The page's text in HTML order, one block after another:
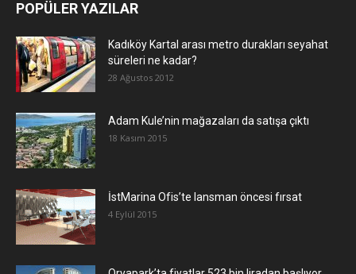
POPÜLER YAZILAR
Kadıköy Kartal arası metro durakları seyahat
süreleri ne kadar?
28 Ağustos 2012
Adam Kule’nin mağazaları da satışa çıktı
18 Kasım 2015
İstMarina Ofis’te lansman öncesi fırsat
4 Eylül 2015